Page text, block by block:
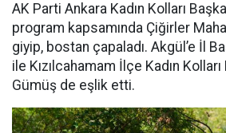
AK Parti Ankara Kadın Kolları
program kapsamında Çiğirler
giyip, bostan çapaladı. Akgül’e İl
ile Kızılcahamam İlçe Kadın
Gümüş de eşlik etti.